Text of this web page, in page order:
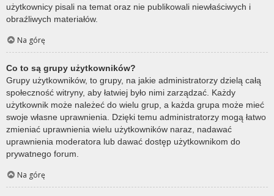
użytkownicy pisali na temat oraz nie publikowali niewłaściwych i
obraźliwych materiałów.
Na górę
Co to są grupy użytkowników?
Grupy użytkowników, to grupy, na jakie administratorzy dzielą całą
społeczność witryny, aby łatwiej było nimi zarządzać. Każdy
użytkownik może należeć do wielu grup, a każda grupa może mieć
swoje własne uprawnienia. Dzięki temu administratorzy mogą łatwo
zmieniać uprawnienia wielu użytkowników naraz, nadawać
uprawnienia moderatora lub dawać dostęp użytkownikom do
prywatnego forum.
Na górę